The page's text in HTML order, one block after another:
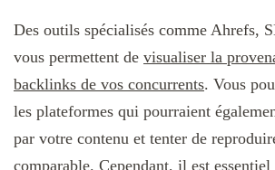
Des outils spécialisés comme Ahrefs,
vous permettent de visualiser la
backlinks de vos concurrents. Vous
les plateformes qui pourraient
par votre contenu et tenter de
comparable. Cependant, il est